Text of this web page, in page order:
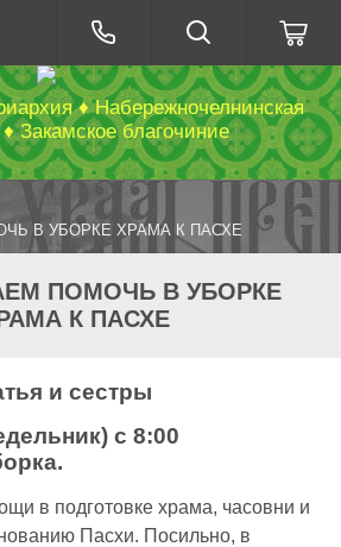
♦ Набережночелнинская
Закамское благочиние
В УБОРКЕ ХРАМА К ПАСХЕ
ПОМОЧЬ В УБОРКЕ
К ПАСХЕ
и сестры
с 8:00
в подготовке храма, часовни и
Пасхи. Посильно, в